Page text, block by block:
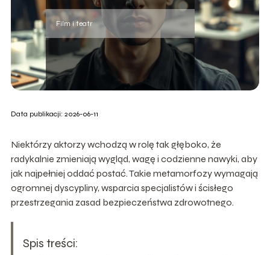
Film i teatr
Data publikacji: 2026-06-11
Niektórzy aktorzy wchodzą w rolę tak głęboko, że
radykalnie zmieniają wygląd, wagę i codzienne nawyki, aby
jak najpełniej oddać postać. Takie metamorfozy wymagają
ogromnej dyscypliny, wsparcia specjalistów i ścisłego
przestrzegania zasad bezpieczeństwa zdrowotnego.
Spis treści: